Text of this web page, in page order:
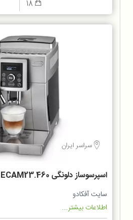
سراسر ایران
اسپرسوساز دلونگی ECAM23.460
سایت آفکادو
اطلاعات بیشتر...